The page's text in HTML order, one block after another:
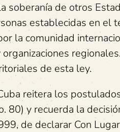
soberanía de otros
establecidas en el
la comunidad
de esta ley.
reitera los
80) y recuerda la
de declarar Con